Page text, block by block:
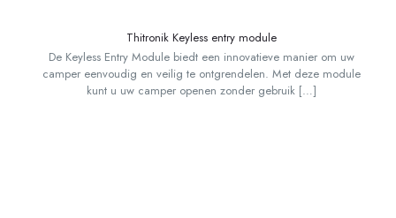
Thitronik Keyless entry module
De Keyless Entry Module biedt een innovatieve manier om uw
camper eenvoudig en veilig te ontgrendelen. Met deze module
kunt u uw camper openen zonder gebruik[…]